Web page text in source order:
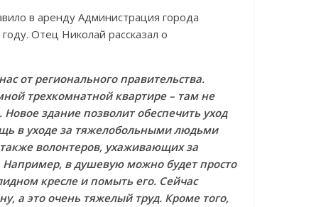
в аренду Администрация города
Отец Николай рассказал о
от регионального правительства.
трехкомнатной квартире – там не
здание позволит обеспечить уход
в уходе за тяжелобольными людьми
волонтеров, ухаживающих за
в душевую можно будет просто
кресле и помыть его. Сейчас
а это очень тяжелый труд. Кроме того,